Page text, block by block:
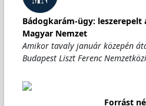
Bádogkarám-ügy:
Magyar Nemzet
Amikor tavaly január közepén
Budapest Liszt Ferenc
Forrást